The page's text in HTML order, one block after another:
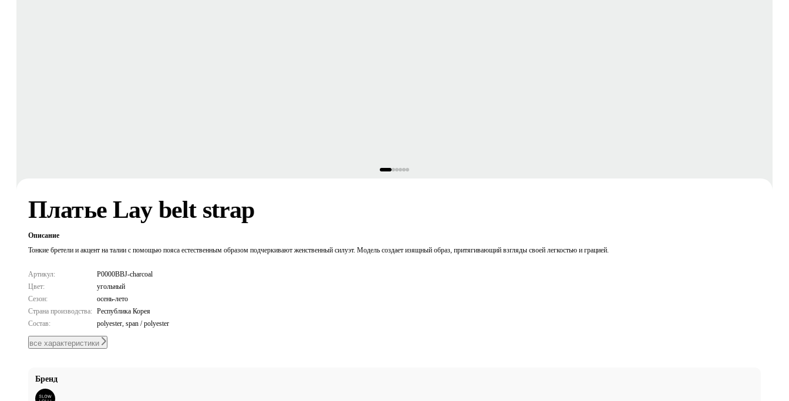
Платье Lay belt strap
Описание
Тонкие бретели и акцент на талии с помощью пояса естественным образом подчеркивают женственный силуэт. Модель создает изящный образ, притягивающий взгляды своей легкостью и грацией.
Артикул:
P0000BBJ-charcoal
Цвет:
угольный
Сезон:
осень-лето
Страна производства: Республика Корея
Состав:
polyester, span / polyester
все характеристики
Бренд